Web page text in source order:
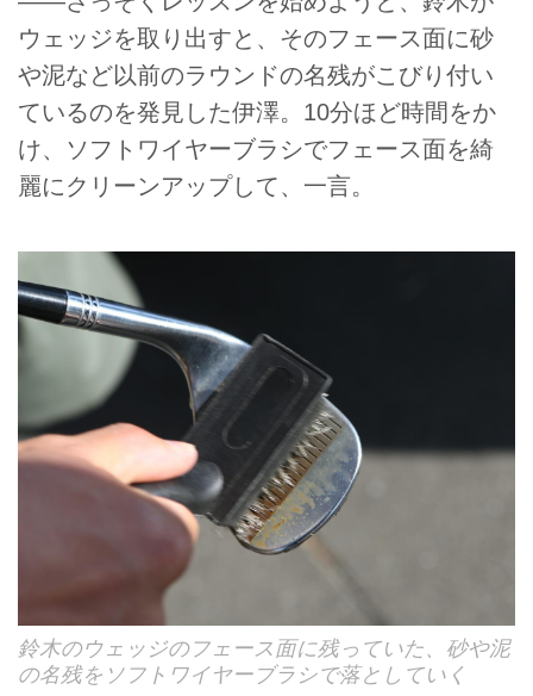
ウェッジを取り出すと、そのフェース面に砂
や泥など以前のラウンドの名残がこびり付い
ているのを発見した伊澤。10分ほど時間をか
け、ソフトワイヤーブラシでフェース面を綺
麗にクリーンアップして、一言。
鈴木のウェッジのフェース面に残っていた、砂や泥
の名残をソフトワイヤーブラシで落としていく